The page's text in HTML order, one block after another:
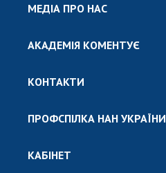
МЕДІА ПРО НАС
АКАДЕМІЯ КОМЕНТУЄ
КОНТАКТИ
ПРОФСПІЛКА НАН УКРАЇНИ
КАБІНЕТ